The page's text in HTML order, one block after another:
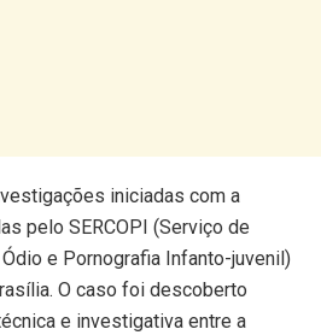
iniciadas com a
pelo SERCOPI (Serviço de
e Pornografia Infanto-juvenil)
O caso foi descoberto
e investigativa entre a